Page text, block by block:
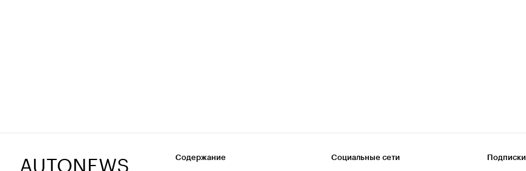
AUTONEWS Содержание Социальные сети Подписки